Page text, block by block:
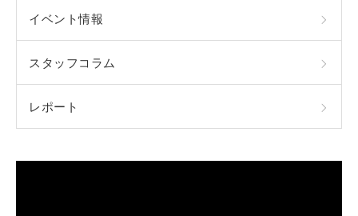
イベント情報
スタッフコラム
レポート